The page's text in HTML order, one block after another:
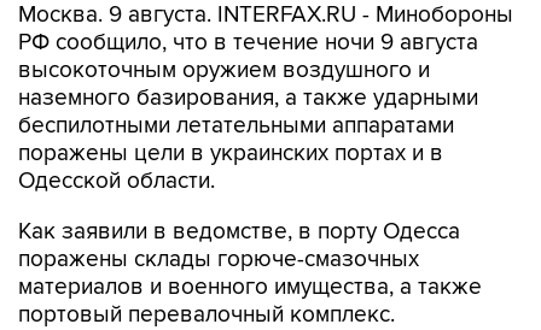
Москва. 9 августа. INTERFAX.RU - Минобороны
РФ сообщило, что в течение ночи 9 августа
высокоточным оружием воздушного и
наземного базирования, а также ударными
беспилотными летательными аппаратами
поражены цели в украинских портах и в
Одесской области.
Как заявили в ведомстве, в порту Одесса
поражены склады горюче-смазочных
материалов и военного имущества, а также
портовый перевалочный комплекс.